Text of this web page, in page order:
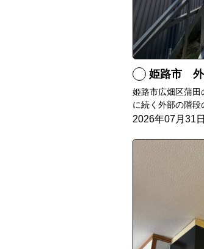
姫路市 外部階
姫路市広畑区蒲田
に続く外部の階段
2026年07月31日